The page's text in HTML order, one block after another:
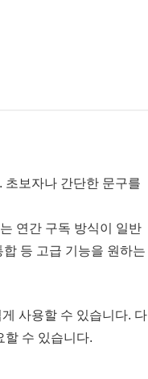
초보자나 간단한 문구를
연간 구독 방식이 일반
등 고급 기능을 원하는
사용할 수 있습니다. 다
할 수 있습니다.